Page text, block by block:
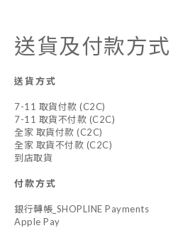
送貨及付款方式
送貨方式
7-11 取貨付款 (C2C)
7-11 取貨不付款 (C2C)
全家 取貨付款 (C2C)
全家 取貨不付款 (C2C)
到店取貨
付款方式
銀行轉帳_SHOPLINE Payments
Apple Pay